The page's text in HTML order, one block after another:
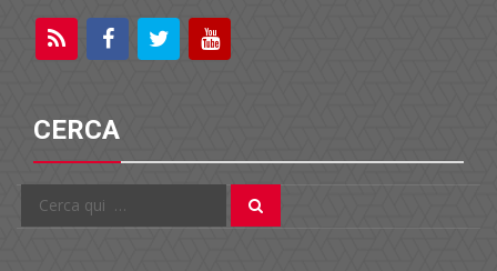
CERCA
Cerca